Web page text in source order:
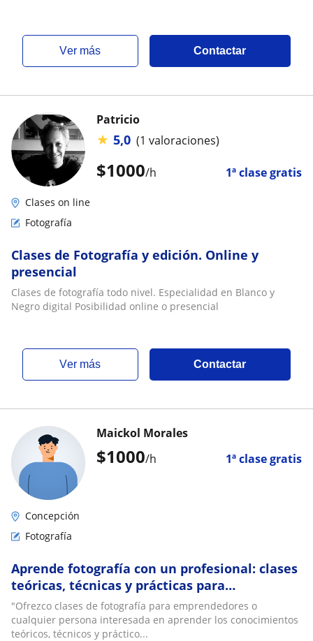
ver más Contactar
$1000/h 1ª clase gratis
Patricio
★ 5,0 (1 valoraciones)
Clases on line
Fotografía
Clases de Fotografía y edición. Online y
presencial
Clases de fotografía todo nivel. Especialidad en Blanco y
Negro digital Posibilidad online o presencial
ver más Contactar
$1000/h 1ª clase gratis
Maickol Morales
Concepción
Fotografía
Aprende fotografía con un profesional: clases
teóricas, técnicas y prácticas para
emprendedores y marcas
"Ofrezco clases de fotografía para emprendedores o
cualquier persona interesada en aprender los conocimientos
teóricos, técnicos y práctico...